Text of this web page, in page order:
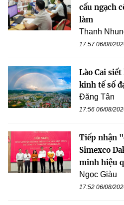
cấu ngạch
làm
Thanh
17:57 06/08/
Lào Cai
kinh tế số
Đăng Tân
17:56 06/08/
Tiếp nhận
Simexco
minh hiệu
Ngọc Giàu
17:52 06/08/